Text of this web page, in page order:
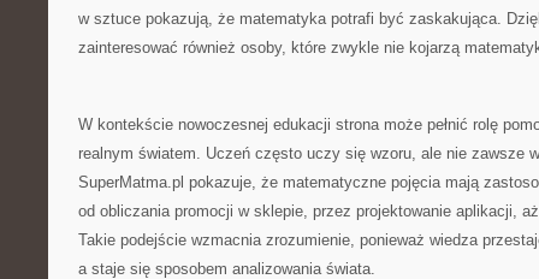
w sztuce pokazują, że matematyka potrafi być zaskakująca.
zainteresować również osoby, które zwykle nie kojarzą
W kontekście nowoczesnej edukacji strona może pełnić rolę
realnym światem. Uczeń często uczy się wzoru, ale nie zawsze
SuperMatma.pl pokazuje, że matematyczne pojęcia mają
od obliczania promocji w sklepie, przez projektowanie aplikacji,
Takie podejście wzmacnia zrozumienie, ponieważ wiedza
a staje się sposobem analizowania świata.